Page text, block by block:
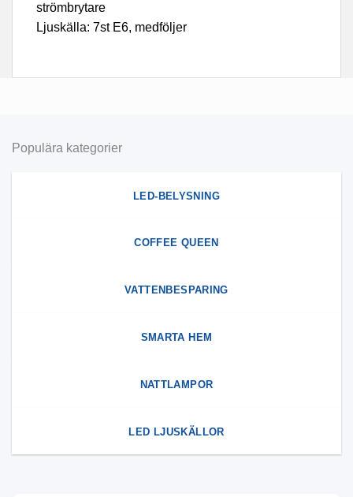
strömbrytare
Ljuskälla: 7st E6, medföljer
Populära kategorier
LED-BELYSNING
COFFEE QUEEN
VATTENBESPARING
SMARTA HEM
NATTLAMPOR
LED LJUSKÄLLOR